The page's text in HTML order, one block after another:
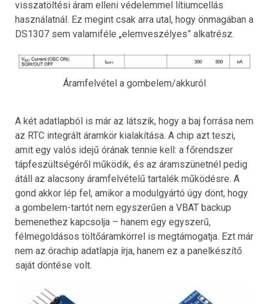
visszatöltési áram elleni védelemmel lítiumcellás
használatnál. Ez megint csak arra utal, hogy önmagában a
DS1307 sem valamiféle „elemveszélyes” alkatrész.
Áramfelvétel a gombelem/akkuról
A két adatlapból is már az látszik, hogy a baj forrása nem
az RTC integrált áramkör kialakítása. A chip azt teszi,
amit egy valós idejű órának tennie kell: a főrendszer
tápfeszültségéről működik, és az áramszünetnél pedig
átáll az alacsony áramfelvételű tartalék működésre. A
gond akkor lép fel, amikor a modulgyártó úgy dönt, hogy
a gombelem-tartót nem egyszerűen a VBAT backup
bemenethez kapcsolja – hanem egy egyszerű,
félmegoldásos töltőáramkörrel is megtámogatja. Ezt már
nem az órachip adatlapja írja, hanem ez a panelkészítő
saját döntése volt.